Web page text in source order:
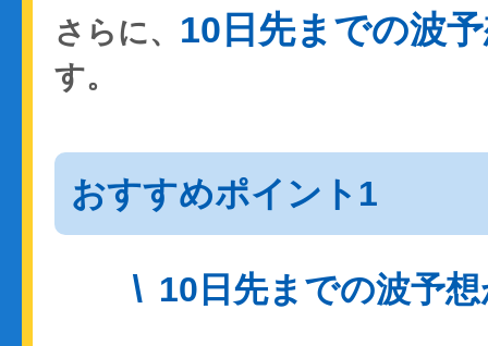
さらに、 10日先までの波
す。
おすすめポイント1
10日先までの波予